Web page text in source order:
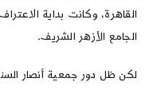
القاهرة، وكانت بداية
الجامع الأزهر الشريف.
لكن ظل دور جمعية أنصار